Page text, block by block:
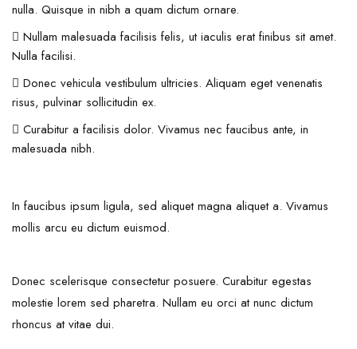
nulla. Quisque in nibh a quam dictum ornare.
Nullam malesuada facilisis felis, ut iaculis erat finibus sit amet.
Nulla facilisi.
Donec vehicula vestibulum ultricies. Aliquam eget venenatis
risus, pulvinar sollicitudin ex.
Curabitur a facilisis dolor. Vivamus nec faucibus ante, in
malesuada nibh.
In faucibus ipsum ligula, sed aliquet magna aliquet a. Vivamus
mollis arcu eu dictum euismod.
Donec scelerisque consectetur posuere. Curabitur egestas
molestie lorem sed pharetra. Nullam eu orci at nunc dictum
rhoncus at vitae dui.